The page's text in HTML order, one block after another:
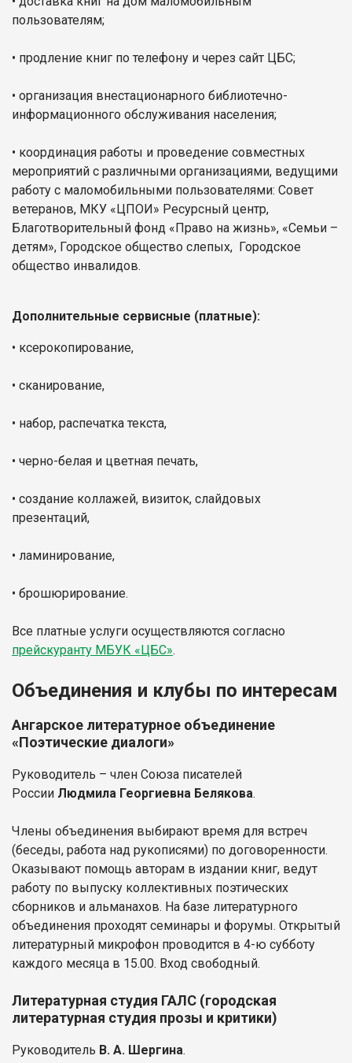
пользователям;
• продление книг по телефону и через сайт ЦБС;
• организация внестационарного библиотечно-
информационного обслуживания населения;
• координация работы и проведение совместных
мероприятий с различными организациями, ведущими
работу с маломобильными пользователями: Совет
ветеранов, МКУ «ЦПОИ» Ресурсный центр,
Благотворительный фонд «Право на жизнь», «Семьи –
детям», Городское общество слепых, Городское
общество инвалидов.
Дополнительные сервисные (платные):
• ксерокопирование,
• сканирование,
• набор, распечатка текста,
• черно-белая и цветная печать,
• создание коллажей, визиток, слайдовых
презентаций,
• ламинирование,
• брошюрирование.
Все платные услуги осуществляются согласно
прейскуранту МБУК «ЦБС».
Объединения и клубы по интересам
Ангарское литературное объединение
«Поэтические диалоги»
Руководитель – член Союза писателей
России Людмила Георгиевна Белякова.
Члены объединения выбирают время для встреч
(беседы, работа над рукописями) по договоренности.
Оказывают помощь авторам в издании книг, ведут
работу по выпуску коллективных поэтических
сборников и альманахов. На базе литературного
объединения проходят семинары и форумы. Открытый
литературный микрофон проводится в 4-ю субботу
каждого месяца в 15.00. Вход свободный.
Литературная студия ГАЛС (городская
литературная студия прозы и критики)
Руководитель В. А. Шергина.